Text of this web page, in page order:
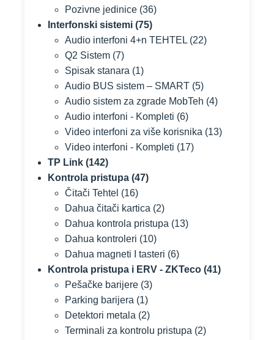
Pozivne jedinice (36)
Interfonski sistemi (75)
Audio interfoni 4+n TEHTEL (22)
Q2 Sistem (7)
Spisak stanara (1)
Audio BUS sistem – SMART (5)
Audio sistem za zgrade MobTeh (4)
Audio interfoni - Kompleti (6)
Video interfoni za više korisnika (13)
Video interfoni - Kompleti (17)
TP Link (142)
Kontrola pristupa (47)
Čitači Tehtel (16)
Dahua čitači kartica (2)
Dahua kontrola pristupa (13)
Dahua kontroleri (10)
Dahua magneti I tasteri (6)
Kontrola pristupa i ERV - ZKTeco (41)
Pešačke barijere (3)
Parking barijera (1)
Detektori metala (2)
Terminali za kontrolu pristupa (2)